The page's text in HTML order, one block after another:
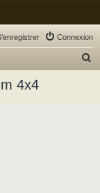
Connexion
4x4